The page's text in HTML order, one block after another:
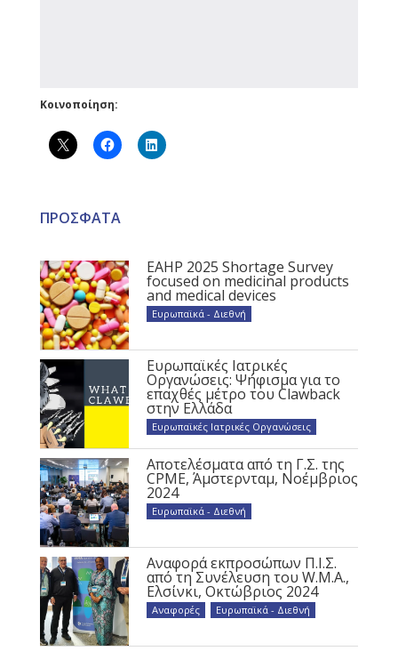
Κοινοποίηση:
ΠΡΟΣΦΑΤΑ
EAHP 2025 Shortage Survey
focused on medicinal products
and medical devices
Ευρωπαϊκά - Διεθνή
Ευρωπαϊκές Ιατρικές
Οργανώσεις: Ψήφισμα για το
επαχθές μέτρο του Clawback
στην Ελλάδα
Ευρωπαϊκές Ιατρικές Οργανώσεις
Αποτελέσματα από τη Γ.Σ. της
CPME, Άμστερνταμ, Νοέμβριος
2024
Ευρωπαϊκά - Διεθνή
Αναφορά εκπροσώπων Π.Ι.Σ.
από τη Συνέλευση του W.M.A.,
Ελσίνκι, Οκτώβριος 2024
Αναφορές Ευρωπαϊκά - Διεθνή